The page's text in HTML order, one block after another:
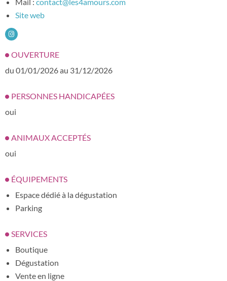
Site web
OUVERTURE
du 01/01/2026 au 31/12/2026
PERSONNES HANDICAPÉES
oui
ANIMAUX ACCEPTÉS
oui
ÉQUIPEMENTS
Espace dédié à la dégustation
Parking
SERVICES
Boutique
Dégustation
Vente en ligne